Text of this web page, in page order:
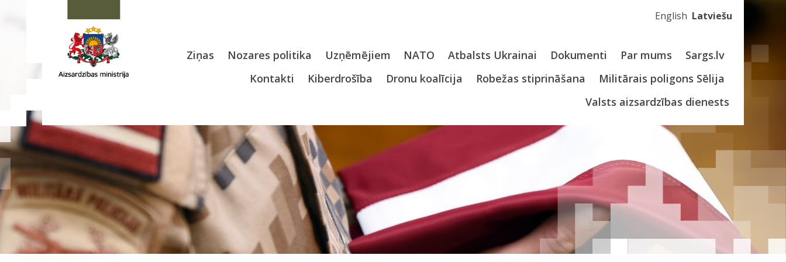
English Latviešu
Ziņas Nozares politika Uzņēmējiem NATO Atbalsts Ukrainai Dokumenti Par mums
Sargs.lv
Kontakti
Kiberdrošība Dronu koalīcija Robežas stiprināšana
Militārais poligons Sēlija
Valsts aizsardzības dienests